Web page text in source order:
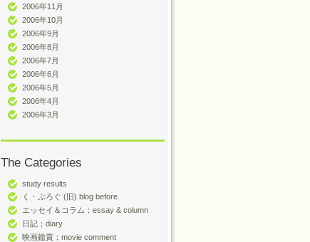
2006年11月
2006年10月
2006年9月
2006年8月
2006年7月
2006年6月
2006年5月
2006年4月
2006年3月
The Categories
study results
く・ぶろぐ (旧) blog before
エッセイ＆コラム；essay & column
日記；diary
映画鑑賞；movie comment